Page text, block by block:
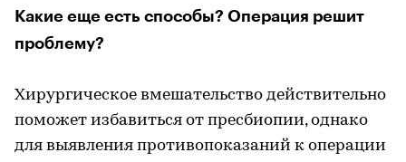
Какие еще есть способы? Операция решит
проблему?
Хирургическое вмешательство действительно
поможет избавиться от пресбиопии, однако
для выявления противопоказаний к операции